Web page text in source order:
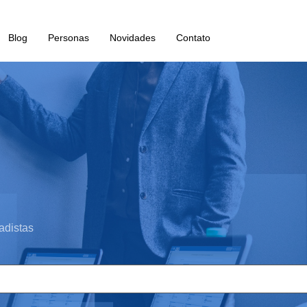
Blog Personas Novidades Contato